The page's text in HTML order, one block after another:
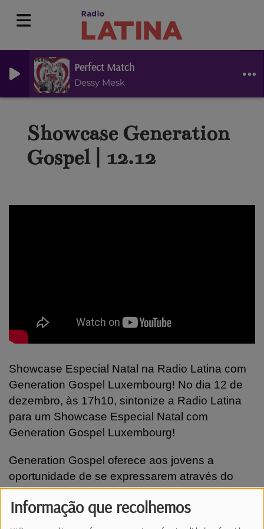
Informação que recolhemos
Perfect Match
Dessy Mesk
Showcase Generation
Gospel | 12.12
Showcase Especial Natal na Radio Latina com
Generation Gospel Luxembourg! No dia 12 de
dezembro, às 17h10, sintonize a Radio Latina
para um Showcase Especial Natal com
Generation Gospel Luxembourg!
Generation Gospel oferece aos jovens a
oportunidade de se expressarem através do
canto, dança, teatro, composição e música, tudo
num ambiente Gospel inspirador e acolhedor.